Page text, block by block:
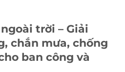
trời – Giải
chắn mưa, chống
ban công và